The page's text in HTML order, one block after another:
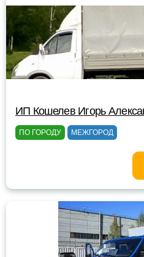
ИП Кошелев Игорь
ПО ГОРОДУ МЕЖГОРОД